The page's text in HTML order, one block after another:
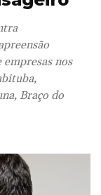
nos
Braço do